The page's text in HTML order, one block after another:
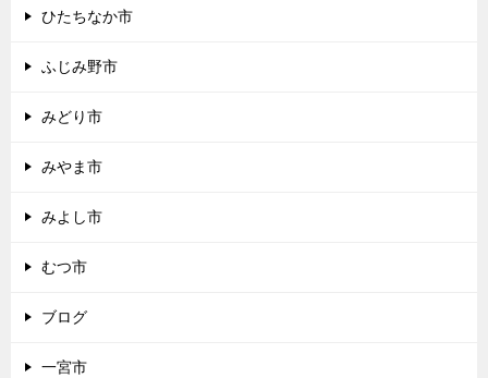
ひたちなか市
ふじみ野市
みどり市
みやま市
みよし市
むつ市
ブログ
一宮市